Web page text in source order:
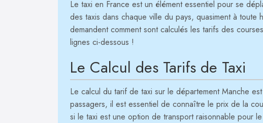
Le taxi en France est un élément essentiel pour se
des taxis dans chaque ville du pays, quasiment à
demandent comment sont calculés les tarifs des
lignes ci-dessous !
Le Calcul des Tarifs de Taxi
Le calcul du tarif de taxi sur le département Manche
passagers, il est essentiel de connaître le prix de la
si le taxi est une option de transport raisonnable pour